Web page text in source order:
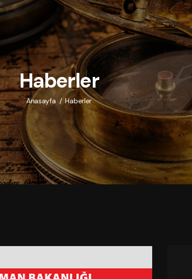
Haberler
Anasayfa / Haberler